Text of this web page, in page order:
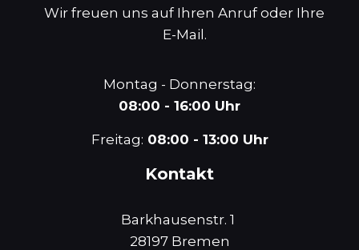
Wir freuen uns auf Ihren Anruf oder Ihre
E-Mail.
Montag - Donnerstag:
08:00 - 16:00 Uhr
Freitag: 08:00 - 13:00 Uhr
Kontakt
Barkhausenstr. 1
28197 Bremen